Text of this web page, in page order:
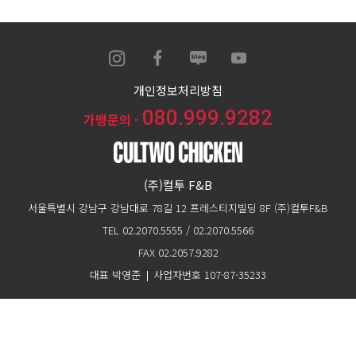
개인정보처리방침
(주)컬투 F&B
서울특별시 강남구 강남대로 78길 12 프레스티지빌딩 8F (주)컬투F&B
TEL 02.2070.5555 / 02.2070.5566
FAX 02.2057.9282
대표 박영준
사업자번호 107-87-35233
Copyright CULTWO F&B INC. All Right Reserved.
가맹문의 - 080.999.9282